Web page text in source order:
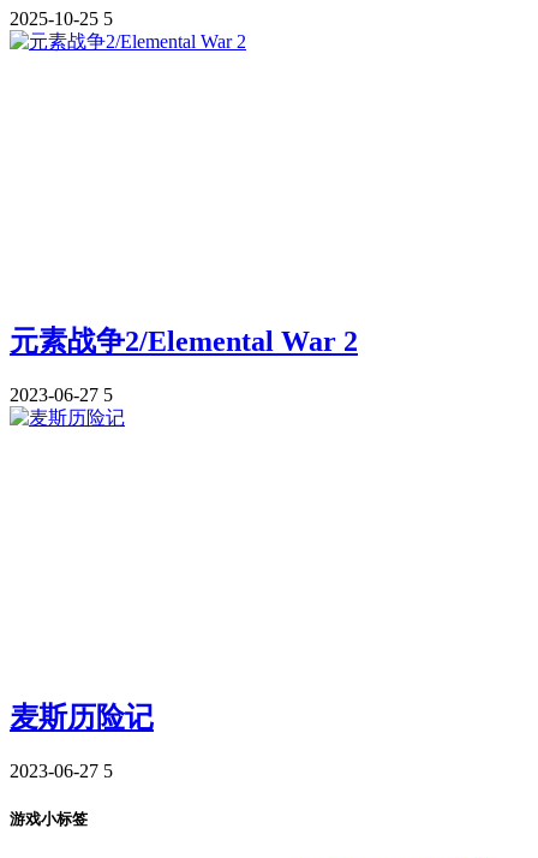
2025-10-25 5
元素战争2/Elemental War 2
2023-06-27 5
麦斯历险记
2023-06-27 5
游戏小标签